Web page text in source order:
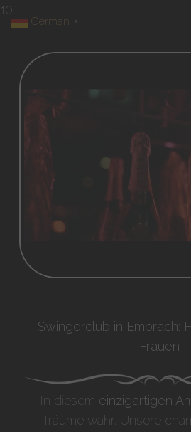
10
Swingerclub in Embrach:
Frauen
In diesem einzigartigen
Träume wahr. Unsere
German